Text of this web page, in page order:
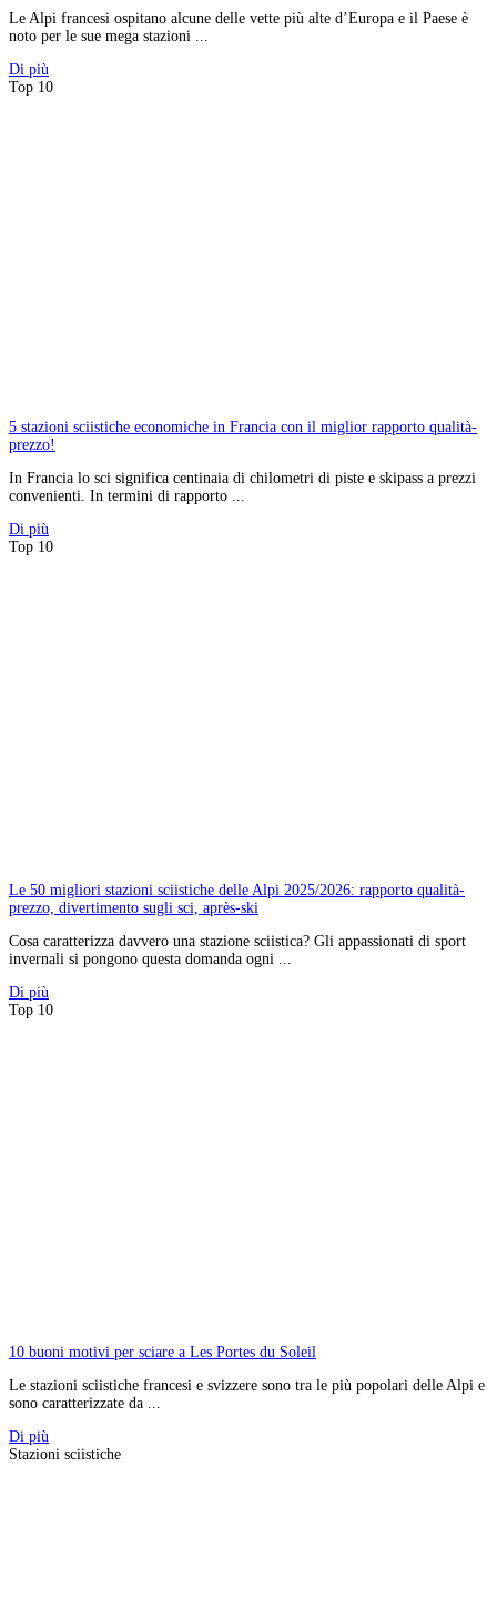
Le Alpi francesi ospitano alcune delle vette più alte d’Europa e il Paese è
noto per le sue mega stazioni ...
Di più
Top 10
5 stazioni sciistiche economiche in Francia con il miglior rapporto qualità-
prezzo!
In Francia lo sci significa centinaia di chilometri di piste e skipass a prezzi
convenienti. In termini di rapporto ...
Di più
Top 10
Le 50 migliori stazioni sciistiche delle Alpi 2025/2026: rapporto qualità-
prezzo, divertimento sugli sci, après-ski
Cosa caratterizza davvero una stazione sciistica? Gli appassionati di sport
invernali si pongono questa domanda ogni ...
Di più
Top 10
10 buoni motivi per sciare a Les Portes du Soleil
Le stazioni sciistiche francesi e svizzere sono tra le più popolari delle Alpi e
sono caratterizzate da ...
Di più
Stazioni sciistiche